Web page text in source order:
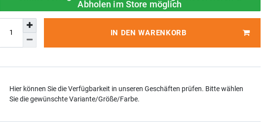
Abholen im Store möglich
IN DEN WARENKORB
Hier können Sie die Verfügbarkeit in unseren Geschäften prüfen. Bitte wählen
Sie die gewünschte Variante/Größe/Farbe.